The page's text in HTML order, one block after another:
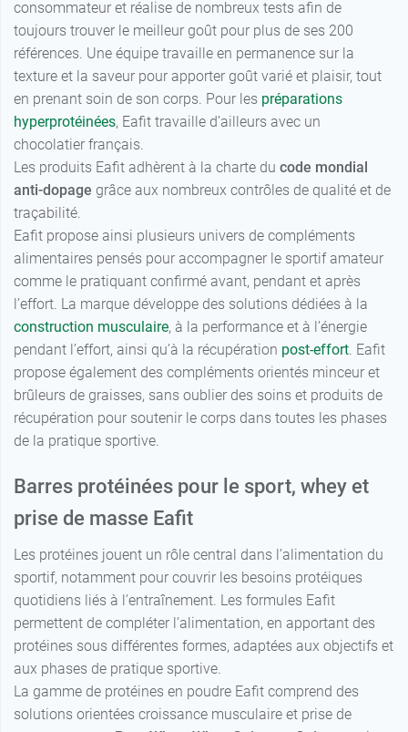
texture et la saveur pour apporter goût varié et plaisir, tout
en prenant soin de son corps. Pour lespréparations
hyperprotéinées , Eafit travaille d’ailleurs avec un
chocolatier français.
Les produits Eafit adhèrent à la charte ducode mondial
anti-dopagegrâce aux nombreux contrôles de qualité et de
traçabilité.
Eafit propose ainsi plusieurs univers de compléments
alimentaires pensés pour accompagner le sportif amateur
comme le pratiquant confirmé avant, pendant et après
l’effort. La marque développe des solutions dédiées à la
construction musculaire, à la performance et à l’énergie
pendant l’effort, ainsi qu’à la récupérationpost-effort. Eafit
propose également des compléments orientés minceur et
brûleurs de graisses, sans oublier des soins et produits de
récupération pour soutenir le corps dans toutes les phases
de la pratique sportive.
Barres protéinées pour le sport, whey et
prise de masse Eafit
Les protéines jouent un rôle central dans l’alimentation du
sportif, notamment pour couvrir les besoins protéiques
permettent de compléter l’alimentation, en apportant des
protéines sous différentes formes, adaptées aux objectifs et
aux phases de pratique sportive.
La gamme de protéines en poudre Eafit comprend des
solutions orientées croissance musculaire et prise de
masse, commePure Whey,Whey Gainer
aussi des références destinées au maintien de la masse
musculaire telles queMilk & Egg 95 Micellaireou Ripped